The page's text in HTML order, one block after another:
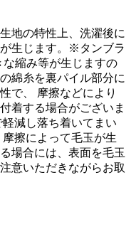
地の特性上、洗濯後に
生じます。
※タンブラ
縮み等が生じますの
綿糸を裏パイル部分に
で、 摩擦などにより
着する場合がございま
減し落ち着いてまい
擦によって毛玉が生
場合には、表面を毛玉
意いただきながらお取